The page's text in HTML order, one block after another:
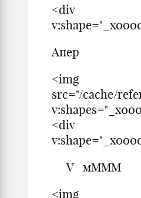
<div
Апер
<img
src="/cache/
<div
V мМММ
<img